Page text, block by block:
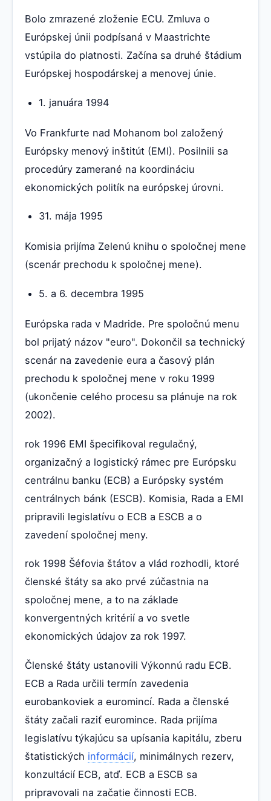
Bolo zmrazené zloženie ECU. Zmluva o
Európskej únii podpísaná v Maastrichte
vstúpila do platnosti. Začína sa druhé štádium
Európskej hospodárskej a menovej únie.
1. januára 1994
Vo Frankfurte nad Mohanom bol založený
Európsky menový inštitút (EMI). Posilnili sa
procedúry zamerané na koordináciu
ekonomických politík na európskej úrovni.
31. mája 1995
Komisia prijíma Zelenú knihu o spoločnej mene
(scenár prechodu k spoločnej mene).
5. a 6. decembra 1995
Európska rada v Madride. Pre spoločnú menu
bol prijatý názov "euro". Dokončil sa technický
scenár na zavedenie eura a časový plán
prechodu k spoločnej mene v roku 1999
(ukončenie celého procesu sa plánuje na rok
2002).
rok 1996 EMI špecifikoval regulačný,
organizačný a logistický rámec pre Európsku
centrálnu banku (ECB) a Európsky systém
centrálnych bánk (ESCB). Komisia, Rada a EMI
pripravili legislatívu o ECB a ESCB a o
zavedení spoločnej meny.
rok 1998 Šéfovia štátov a vlád rozhodli, ktoré
členské štáty sa ako prvé zúčastnia na
spoločnej mene, a to na základe
konvergentných kritérií a vo svetle
ekonomických údajov za rok 1997.
Členské štáty ustanovili Výkonnú radu ECB.
ECB a Rada určili termín zavedenia
eurobankoviek a euromincí. Rada a členské
štáty začali raziť euromince. Rada prijíma
legislatívu týkajúcu sa upísania kapitálu, zberu
štatistických informácií, minimálnych rezerv,
konzultácií ECB, atď. ECB a ESCB sa
pripravovali na začatie činnosti ECB.